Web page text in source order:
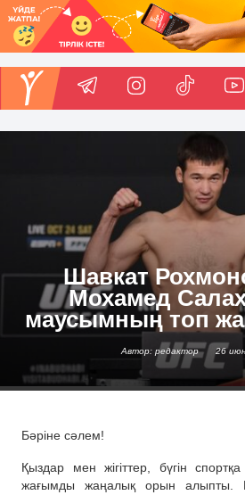
Шавкат
Мохамед
маусымның топ
Автор: редактор 26
Бәріне сәлем!
Қыздар мен жігіттер, бүгін
жағымды жаңалық орын алыпты.